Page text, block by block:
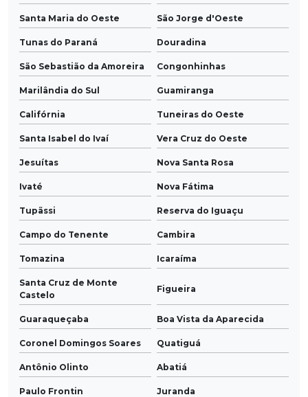
Santa Maria do Oeste São Jorge d'Oeste
Tunas do Paraná Douradina
São Sebastião da Amoreira Congonhinhas
Marilândia do Sul Guamiranga
Califórnia Tuneiras do Oeste
Santa Isabel do Ivaí Vera Cruz do Oeste
Jesuítas Nova Santa Rosa
Ivaté Nova Fátima
Tupãssi Reserva do Iguaçu
Campo do Tenente Cambira
Tomazina Icaraíma
Santa Cruz de Monte
Castelo
Figueira
Guaraqueçaba Boa Vista da Aparecida
Coronel Domingos Soares Quatiguá
Antônio Olinto Abatiá
Paulo Frontin Juranda